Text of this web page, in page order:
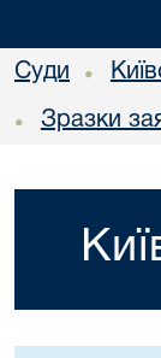
Суди •
• Зразки